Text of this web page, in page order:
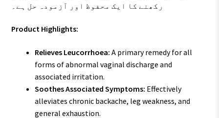
رکھنے کا ایک محفوظ اور آزمودہ حل ہے۔
Product Highlights:
Relieves Leucorrhoea: A primary remedy for all
forms of abnormal vaginal discharge and
associated irritation.
Soothes Associated Symptoms: Effectively
alleviates chronic backache, leg weakness, and
general exhaustion.